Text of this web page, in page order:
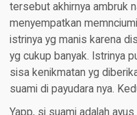
tersebut akhirnya ambruk
menyempatkan
istrinya yg manis karena
yg cukup banyak. Istrinya
sisa kenikmatan yg
suami di payudara nya.